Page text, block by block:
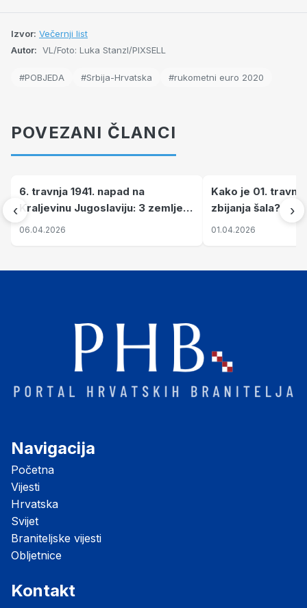
Izvor: Večernji list
Autor: VL/Foto: Luka Stanzl/PIXSELL
#POBJEDA #Srbija-Hrvatska #rukometni euro 2020
POVEZANI ČLANCI
‹
6. travnja 1941. napad na
Kraljevinu Jugoslaviju: 3 zemlje
nastale njenim raspadom
06.04.2026
Kako je 01.
zbijanja šala?
01.04.2026
›
Navigacija
Početna
Vijesti
Hrvatska
Svijet
Braniteljske vijesti
Obljetnice
Kontakt